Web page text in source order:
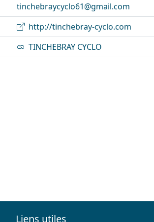
tinchebraycyclo61@gmail.com
http://tinchebray-cyclo.com
TINCHEBRAY CYCLO
Liens utiles